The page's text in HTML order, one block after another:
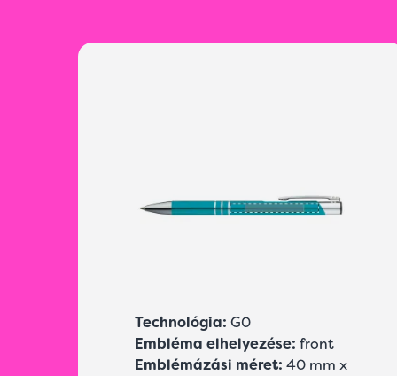
Technológia: G0
Embléma elhelyezése: front
Emblémázási méret: 40 mm x